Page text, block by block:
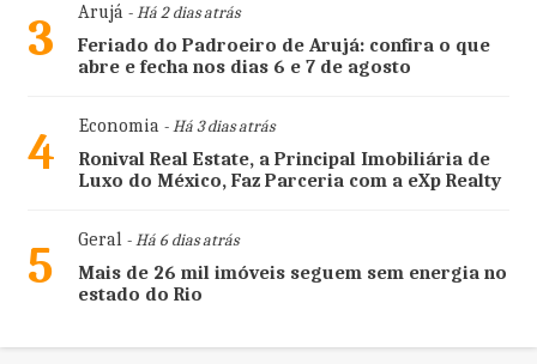
3 Arujá- Há 2 dias atrás
Feriado do Padroeiro de Arujá: confira o que
abre e fecha nos dias 6 e 7 de agosto
4 Economia- Há 3 dias atrás
Ronival Real Estate, a Principal Imobiliária de
Luxo do México, Faz Parceria com a eXp Realty
5 Geral- Há 6 dias atrás
Mais de 26 mil imóveis seguem sem energia no
estado do Rio